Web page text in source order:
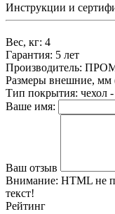
Инструкции и
Вес, кг: 4
Гарантия: 5 лет
Производитель:
Размеры внешние,
Тип покрытия: чехол
Ваше имя:
Ваш отзыв
Внимание: HTML не
текст!
Рейтинг